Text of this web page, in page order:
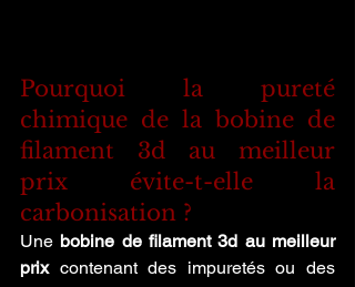
Pourquoi la pureté
chimique de la bobine de
filament 3d au meilleur
prix évite-t-elle la
carbonisation ?
Une bobine de filament 3d au meilleur
prix contenant des impuretés ou des